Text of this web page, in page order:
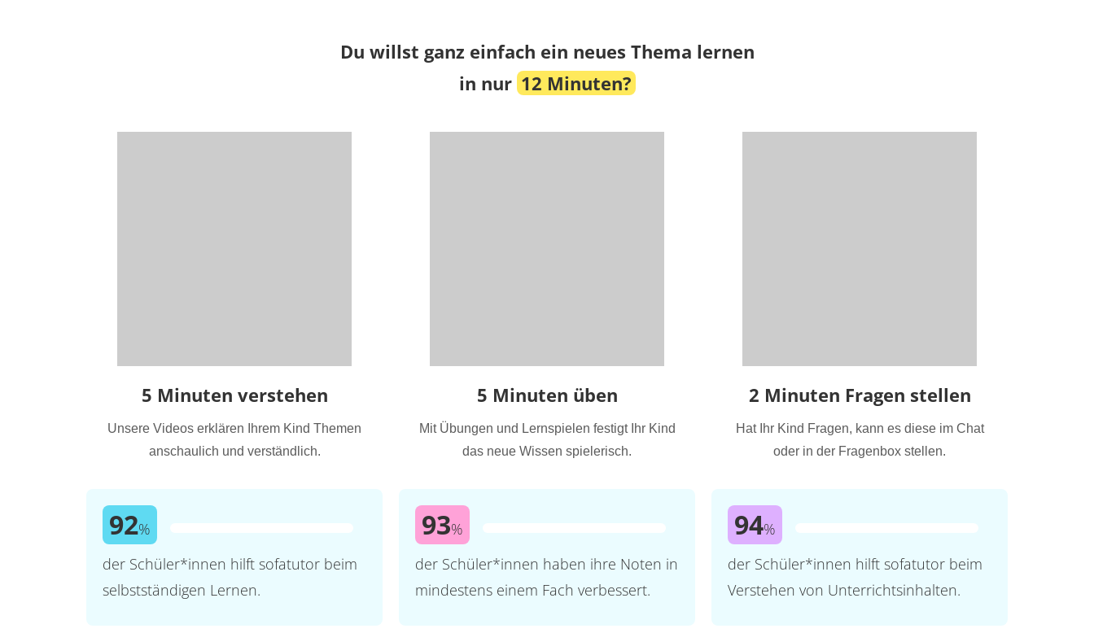
Du willst ganz einfach ein neues Thema lernen
in nur 12 Minuten?
5 Minuten verstehen
Unsere Videos erklären Ihrem Kind Themen
anschaulich und verständlich.
92%
der Schüler*innen hilft sofatutor beim
selbstständigen Lernen.
5 Minuten üben
Mit Übungen und Lernspielen festigt Ihr Kind
das neue Wissen spielerisch.
93%
der Schüler*innen haben ihre Noten in
mindestens einem Fach verbessert.
2 Minuten Fragen stellen
Hat Ihr Kind Fragen, kann es diese im Chat
oder in der Fragenbox stellen.
94%
der Schüler*innen hilft sofatutor beim
Verstehen von Unterrichtsinhalten.